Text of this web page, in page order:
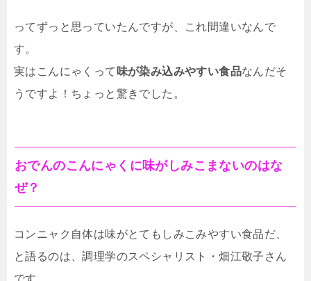
ってずっと思っていたんですが、これ間違いなんで
す。
実はこんにゃくって 味が染み込みやすい食品なんだそ
うですよ！ちょっと驚きでした。
おでんのこんにゃくに味がしみこまないのはな
ぜ？
コンニャク自体は味がとてもしみこみやすい食品だ、
と語るのは、調理学のスペシャリスト・畑江敬子さん
です。